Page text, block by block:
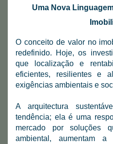
Uma Nova
O conceito de valor no
redefinido. Hoje, os
que localização e
eficientes, resilientes e
exigências ambientais e
A arquitectura
tendência; ela é uma
mercado por soluções
ambiental, aumentam